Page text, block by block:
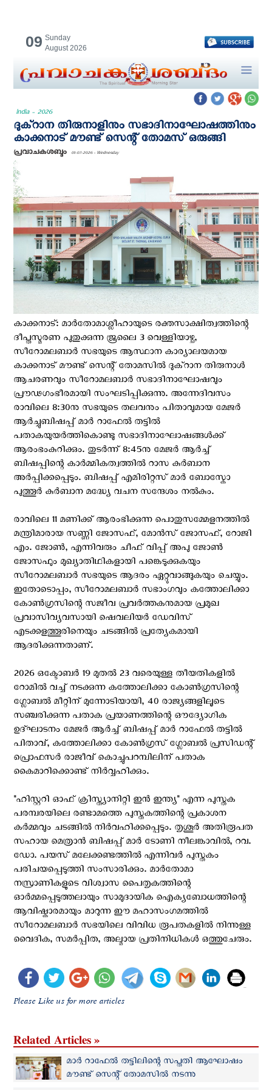
09 Sunday
August 2026
India - 2026
ദുക്റാന തിരുനാളിനും സഭാദിനാഘോഷത്തിനും
കാക്കനാട് മൗണ്ട് സെന്റ് തോമസ് ഒരുങ്ങി
പ്രവാചകശബ്ദം 01-07-2026 - Wednesday
കാക്കനാട്: മാർതോമാശ്ലീഹായുടെ രക്തസാക്ഷിത്വത്തിന്റെ
ദീപ്തസ്മരണ പുതുക്കുന്ന ജൂലൈ 3 വെള്ളിയാഴ്ച,
സീറോമലബാർ സഭയുടെ ആസ്ഥാന കാര്യാലയമായ
കാക്കനാട് മൗണ്ട് സെന്റ് തോമസിൽ ദുക്റാന തിരുനാൾ
ആചരണവും സീറോമലബാർ സഭാദിനാഘോഷവും
പ്രൗഢഗംഭീരമായി സംഘടിപ്പിക്കുന്നു. അന്നേദിവസം
രാവിലെ 8:30നു സഭയുടെ തലവനും പിതാവുമായ മേജർ
ആർച്ചുബിഷപ്പ് മാർ റാഫേൽ തട്ടിൽ
പതാകയുയർത്തികൊണ്ടു സഭാദിനാഘോഷങ്ങൾക്ക്
ആരംഭംകുറിക്കും. തുടർന്ന് 8:45നു മേജർ ആര്‍ച്ച്
ബിഷപ്പിന്റെ കാർമ്മികത്വത്തിൽ റാസ കുർബാന
അർപ്പിക്കപ്പെടും. ബിഷപ്പ് എമിരിറ്റസ് മാർ ബോസ്കോ
പുത്തൂർ കുർബാന മദ്ധ്യേ വചന സന്ദേശം നൽകും.
രാവിലെ 11 മണിക്ക് ആരംഭിക്കുന്ന പൊതുസമ്മേളനത്തിൽ
മന്ത്രിമാരായ സണ്ണി ജോസഫ്, മോൻസ് ജോസഫ്, റോജി
എം. ജോൺ, എന്നിവരും ചീഫ് വിപ്പ് അപു ജോൺ
ജോസഫും മുഖ്യാതിഥികളായി പങ്കെടുക്കുകയും
സീറോമലബാർ സഭയുടെ ആദരം ഏറ്റുവാങ്ങുകയും ചെയ്യും.
ഇതോടൊപ്പം, സീറോമലബാർ സഭാംഗവും കത്തോലിക്കാ
കോൺഗ്രസിന്റെ സജീവ പ്രവർത്തകനുമായ പ്രമുഖ
പ്രവാസിവ്യവസായി ഷെവലിയർ ഡേവിസ്
എടക്കളത്തൂരിനെയും ചടങ്ങിൽ പ്രത്യേകമായി
ആദരിക്കുന്നതാണ്.
2026 ഒക്ടോബർ 19 മുതൽ 23 വരെയുള്ള തീയതികളിൽ
റോമിൽ വച്ച് നടക്കുന്ന കത്തോലിക്കാ കോൺഗ്രസിന്റെ
ഗ്ലോബൽ മീറ്റിന് മുന്നോടിയായി, 40 രാജ്യങ്ങളിലൂടെ
സഞ്ചരിക്കുന്ന പതാക പ്രയാണത്തിന്റെ ഔദ്യോഗിക
ഉദ്ഘാടനം മേജർ ആർച്ച് ബിഷപ്പ് മാർ റാഫേൽ തട്ടിൽ
പിതാവ്, കത്തോലിക്കാ കോൺഗ്രസ് ഗ്ലോബൽ പ്രസിഡന്റ്
പ്രൊഫസർ രാജീവ് കൊച്ചുപറമ്പിലിന് പതാക
കൈമാറിക്കൊണ്ട് നിർവ്വഹിക്കും.
"ഹിസ്റ്ററി ഓഫ് ക്രിസ്ത്യാനിറ്റി ഇൻ ഇന്ത്യ" എന്ന പുസ്തക
പരമ്പരയിലെ രണ്ടാമത്തെ പുസ്തകത്തിന്റെ പ്രകാശന
കർമ്മവും ചടങ്ങിൽ നിർവഹിക്കപ്പെടും. തൃശൂർ അതിരൂപത
സഹായ മെത്രാൻ ബിഷപ്പ് മാർ ടോണി നീലങ്കാവിൽ, റവ.
ഡോ. പയസ് മലേക്കണ്ടത്തിൽ എന്നിവർ പുസ്തകം
പരിചയപ്പെടുത്തി സംസാരിക്കും. മാർതോമാ
നസ്രാണികളുടെ വിശ്വാസ പൈതൃകത്തിന്റെ
ഓർമ്മപ്പെടുത്തലായും സാമുദായിക ഐക്യബോധത്തിന്റെ
ആവിഷ്കാരമായും മാറുന്ന ഈ മഹാസംഗമത്തിൽ
സീറോമലബാർ സഭയിലെ വിവിധ രൂപതകളിൽ നിന്നുള്ള
വൈദിക, സമർപ്പിത, അല്മായ പ്രതിനിധികൾ ഒത്തുചേരും.
Please Like us for more articles
Related Articles »
മാർ റാഫേൽ തട്ടിലിന്റെ സപ്തതി ആഘോഷം
മൗണ്ട് സെന്റ് തോമസിൽ നടന്നു